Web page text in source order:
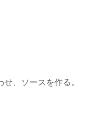
せ、ソースを作る。